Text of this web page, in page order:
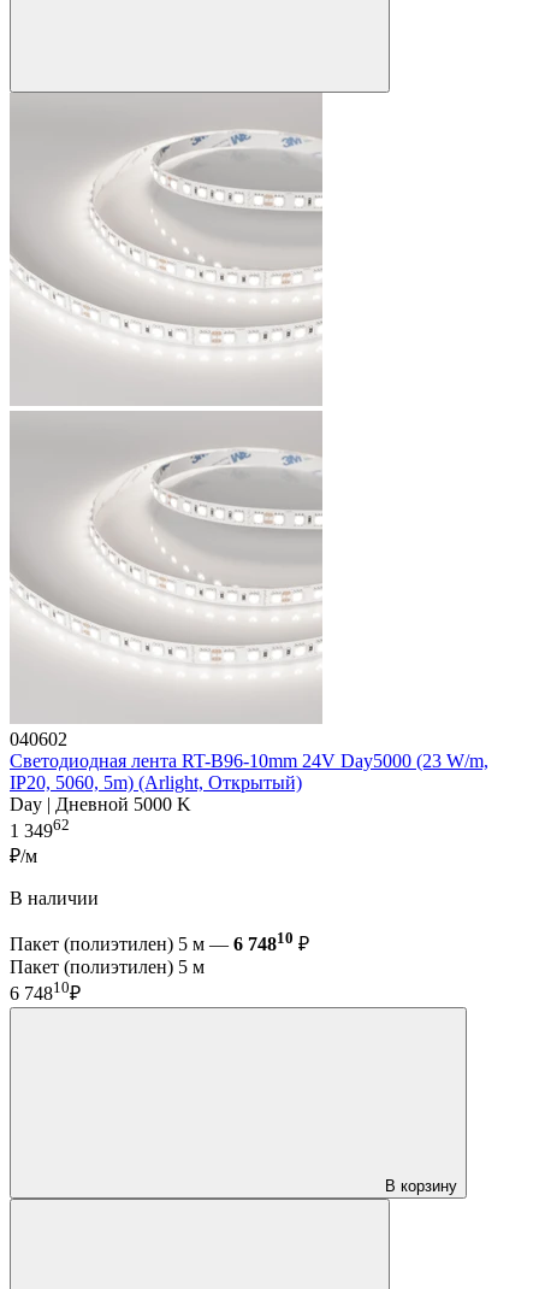
040602
Светодиодная лента RT-B96-10mm 24V Day5000 (23 W/m,
IP20, 5060, 5m) (Arlight, Открытый)
Day | Дневной 5000 K
1 34962
₽/м
В наличии
Пакет (полиэтилен) 5 м — 6 74810 ₽
Пакет (полиэтилен) 5 м
6 74810₽
В корзину